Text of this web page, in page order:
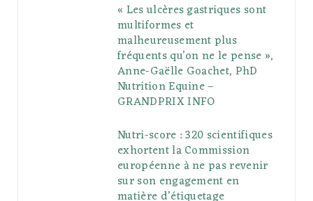
« Les ulcères gastriques sont
multiformes et
malheureusement plus
fréquents qu’on ne le pense »,
Anne-Gaëlle Goachet, PhD
Nutrition Equine –
GRANDPRIX INFO
Nutri-score : 320 scientifiques
exhortent la Commission
européenne à ne pas revenir
sur son engagement en
matière d’étiquetage